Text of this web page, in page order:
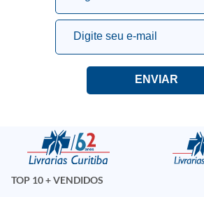
TOP 10 + VENDIDOS